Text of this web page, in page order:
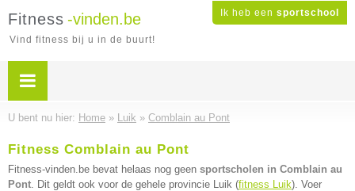
Ik heb een sportschool
Fitness -vinden.be
Vind fitness bij u in de buurt!
U bent nu hier: Home » Luik » Comblain au Pont
Fitness Comblain au Pont
Fitness-vinden.be bevat helaas nog geen sportscholen in Comblain au
Pont. Dit geldt ook voor de gehele provincie Luik (fitness Luik). Voer